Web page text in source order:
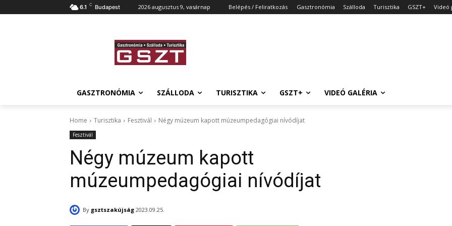
6.1 C Budapest 2026 augusztus 9, vasárnap Belépés / Feliratkozás Gasztronómia Szálloda Turisztika GSZT+ Videó
GASZTRONÓMIA SZÁLLODA TURISZTIKA GSZT+ VIDEÓ GALÉRIA
Home Turisztika Fesztivál Négy múzeum kapott múzeumpedagógiai nívódíjat
Fesztivál
Négy múzeum kapott
múzeumpedagógiai nívódíjat
By gsztszakújság 2023.09.25.